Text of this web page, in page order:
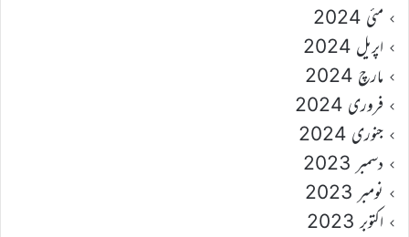
مئی 2024
اپریل 2024
مارچ 2024
فروری 2024
جنوری 2024
دسمبر 2023
نومبر 2023
اکتوبر 2023